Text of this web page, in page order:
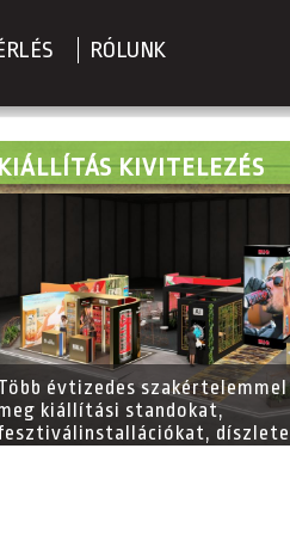
RÓLUNK
KIVITELEZÉS
évtizedes
kiállítási standokat,